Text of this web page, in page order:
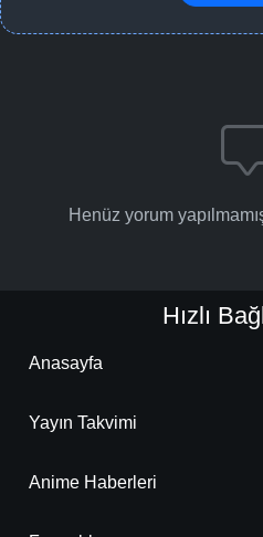
Henüz yorum
Hızlı
Anasayfa
Yayın Takvimi
Anime Haberleri